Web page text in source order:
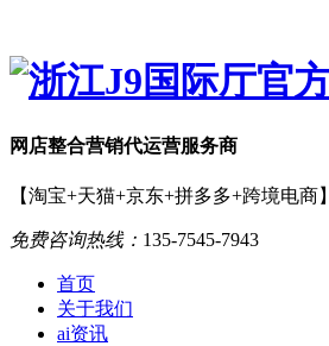
网店整合营销代运营服务商
【淘宝+天猫+京东+拼多多+跨境电商】
免费咨询热线： 135-7545-7943
首页
关于我们
ai资讯